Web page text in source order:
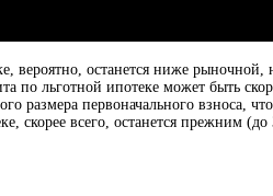
вероятно, останется ниже
по льготной ипотеке может быть
размера первоначального взноса,
скорее всего, останется прежним